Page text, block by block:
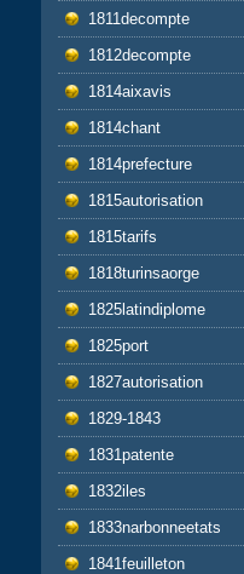
1811decompte
1812decompte
1814aixavis
1814chant
1814prefecture
1815autorisation
1815tarifs
1818turinsaorge
1825latindiplome
1825port
1827autorisation
1829-1843
1831patente
1832iles
1833narbonneetats
1841feuilleton